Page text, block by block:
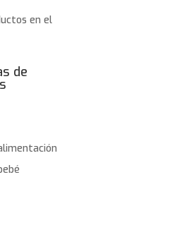
en el
de